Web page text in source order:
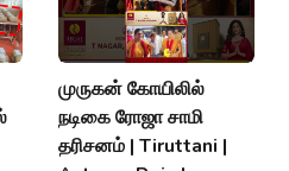
முருகன் கோயிலில்
நடிகை ரோஜா சாமி
தரிசனம் | Tiruttani |